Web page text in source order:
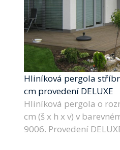
Hliníková pergola
cm provedení DELUXE
Hliníková pergola o
cm (š x h x v) v
9006. Provedení